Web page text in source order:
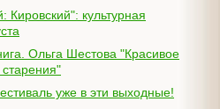
уже в эти выходные!